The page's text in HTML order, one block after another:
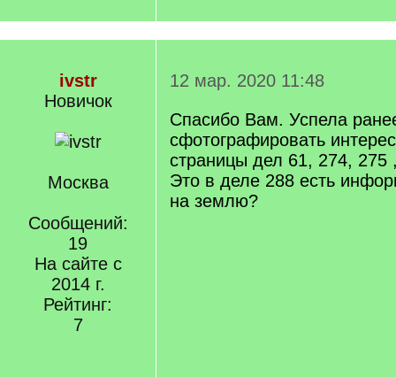
ivstr
Новичок
Москва
Сообщений:
19
На сайте с
2014 г.
Рейтинг:
7
12 мар. 2020 11:48
Спасибо Вам. Успела
сфотографировать
страницы дел 61, 274, 275
Это в деле 288 есть
на землю?